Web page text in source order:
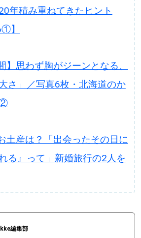
閉じる
年積み重ねてきたヒント
】
】思わず胸がジーンとなる、
さ」／写真6枚・北海道のか
②
土産は？「出会ったその日に
る』って」新婚旅行の2人を
編集部